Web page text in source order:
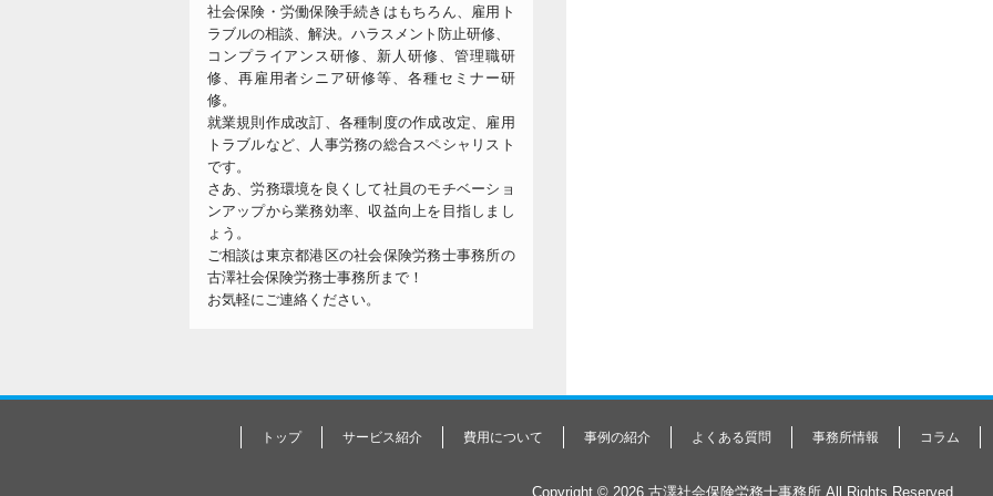
社会保険・労働保険手続きはもちろん、雇用ト
ラブルの相談、解決。ハラスメント防止研修、
コンプライアンス研修、新人研修、管理職研
修、再雇用者シニア研修等、各種セミナー研
修。
就業規則作成改訂、各種制度の作成改定、雇用
トラブルなど、人事労務の総合スペシャリスト
です。
さあ、労務環境を良くして社員のモチベーショ
ンアップから業務効率、収益向上を目指しまし
ょう。
ご相談は東京都港区の社会保険労務士事務所の
古澤社会保険労務士事務所まで！
お気軽にご連絡ください。
トップ サービス紹介 費用について 事例の紹介 よくある質問 事務所情報 コラム
Copyright © 2026 古澤社会保険労務士事務所 All Rights Reserved.